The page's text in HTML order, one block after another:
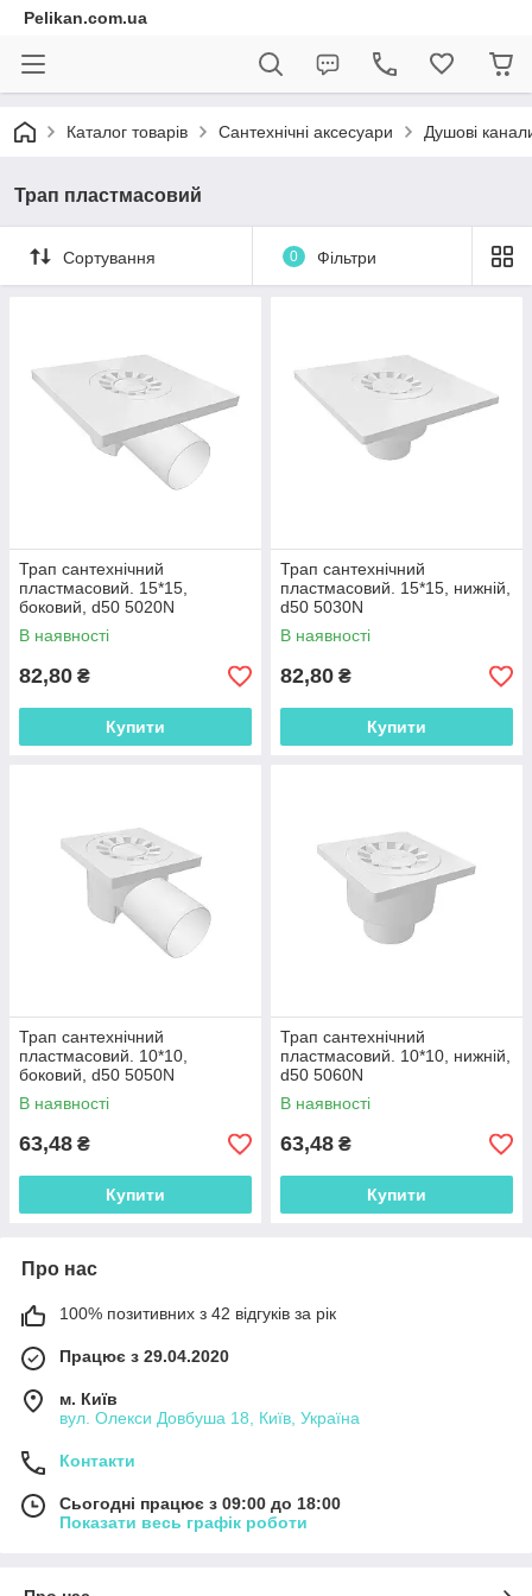
Pelikan.com.ua
Каталог товарів Сантехнічні аксесуари Душові
Трап пластмасовий
Сортування 0 Фільтри
Трап сантехнічний
пластмасовий. 15*15,
боковий, d50 5020N
В наявності
82,80 ₴
Купити
Трап сантехнічний
пластмасовий. 15*15, нижній,
d50 5030N
В наявності
82,80 ₴
Купити
Трап сантехнічний
пластмасовий. 10*10,
боковий, d50 5050N
В наявності
63,48 ₴
Купити
Трап сантехнічний
пластмасовий. 10*10, нижній,
d50 5060N
В наявності
63,48 ₴
Купити
Про нас
100% позитивних з 42 відгуків за рік
Працює з 29.04.2020
м. Київ
вул. Олекси Довбуша 18, Київ, Україна
Контакти
Сьогодні працює з 09:00 до 18:00
Показати весь графік роботи